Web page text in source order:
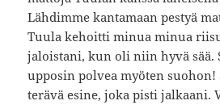
Lähdimme kantamaan pestyä
Tuula kehoitti minua minua
jaloistani, kun oli niin hyvä sää.
upposin polvea myöten suohon!
terävä esine, joka pisti jalkaani.